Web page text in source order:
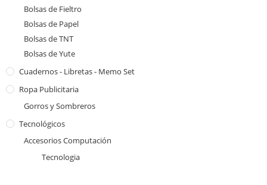
Bolsas de Fieltro
Bolsas de Papel
Bolsas de TNT
Bolsas de Yute
Cuadernos - Libretas - Memo Set
Ropa Publicitaria
Gorros y Sombreros
Tecnológicos
Accesorios Computación
Tecnologia